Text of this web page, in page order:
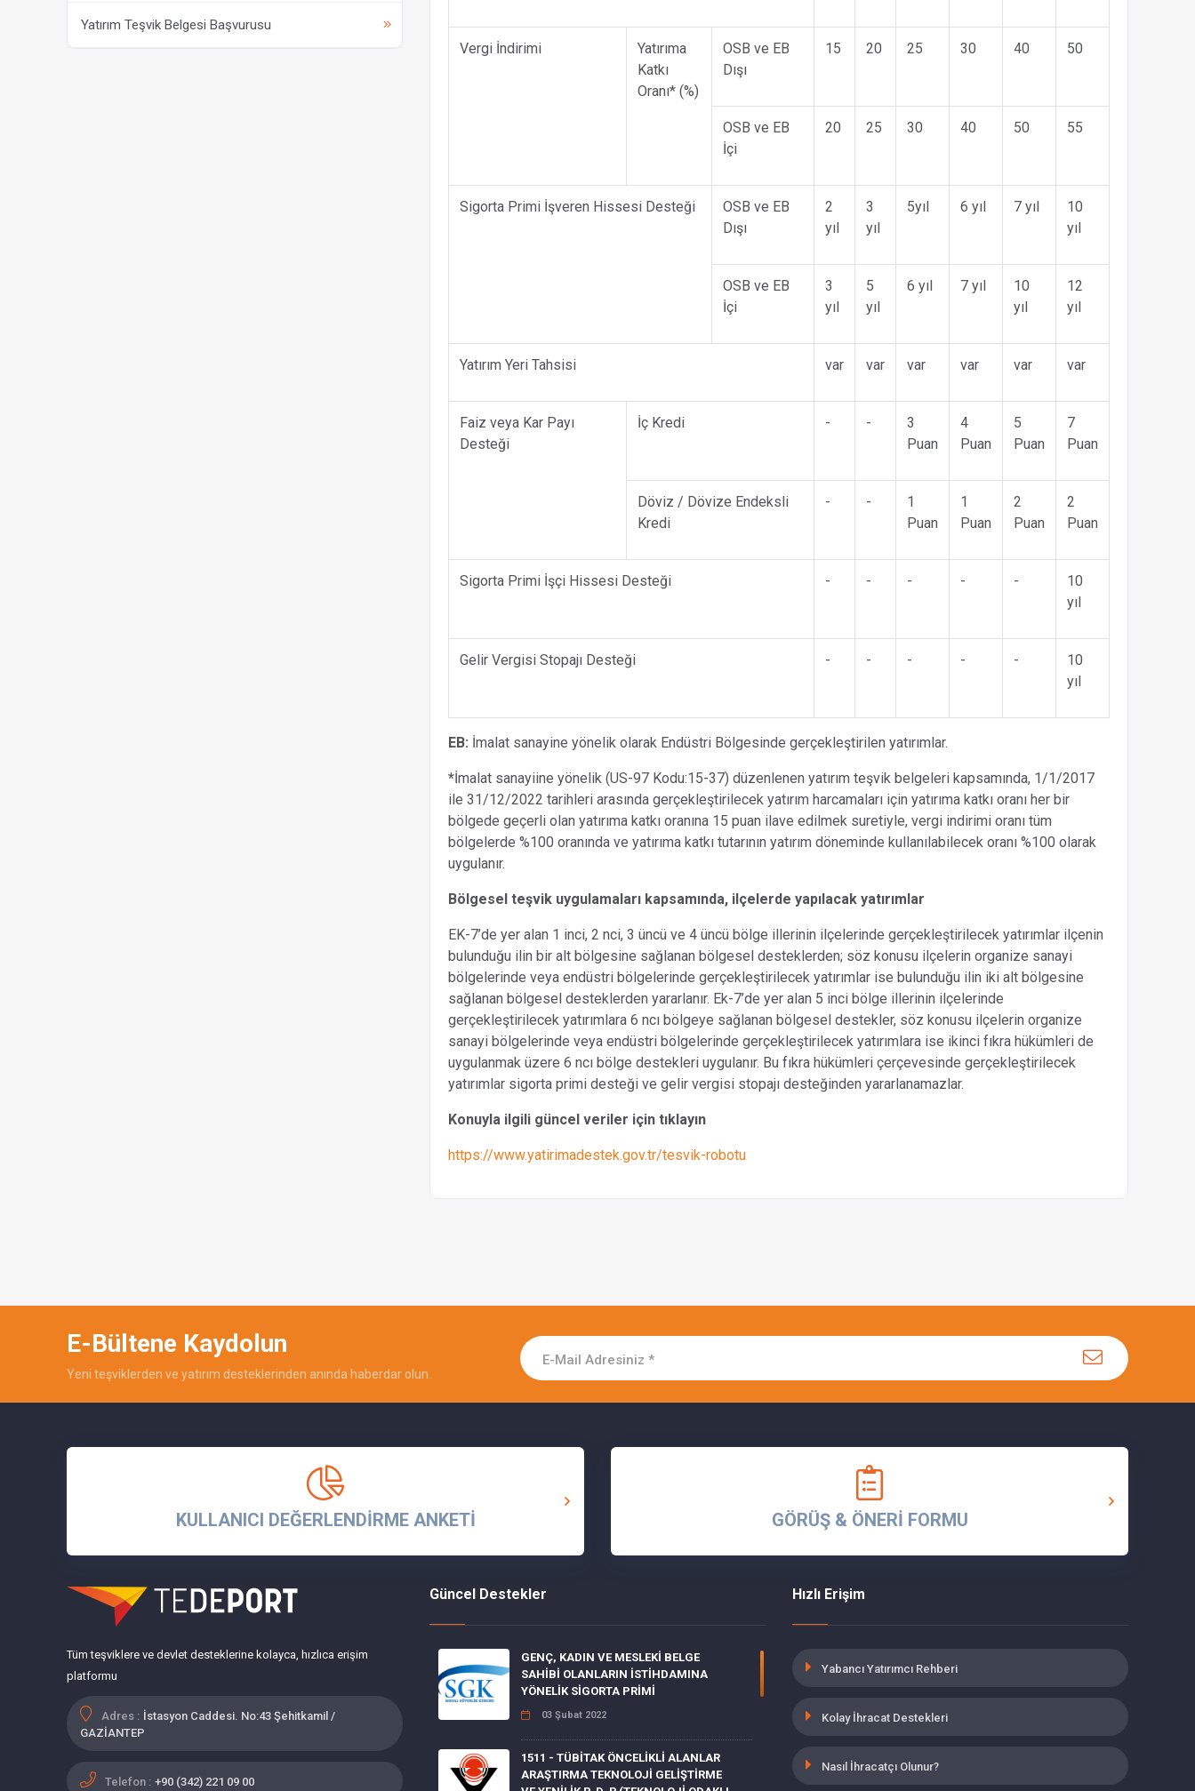
Yatırım Teşvik Belgesi Başvurusu
Vergi İndirimi
Yatırıma
Katkı
Oranı* (%)
OSB ve EB
Dışı
15 20 25 30 40 50
OSB ve EB
İçi
20 25 30 40 50 55
Sigorta Primi İşveren Hissesi Desteği
OSB ve EB
Dışı
2
yıl
3
yıl
5yıl 6 yıl 7 yıl
10
yıl
OSB ve EB
İçi
3
yıl
5
yıl
6 yıl 7 yıl
10
yıl
12
yıl
Yatırım Yeri Tahsisi var var var var var var
Faiz veya Kar Payı
Desteği
İç Kredi - -
3
Puan
4
Puan
5
Puan
7
Puan
Döviz / Dövize Endeksli
Kredi
- -
1
Puan
1
Puan
2
Puan
2
Puan
Sigorta Primi İşçi Hissesi Desteği - - - - -
10
yıl
Gelir Vergisi Stopajı Desteği - - - - -
10
yıl
EB: İmalat sanayine yönelik olarak Endüstri Bölgesinde gerçekleştirilen yatırımlar.
*İmalat sanayiine yönelik (US-97 Kodu:15-37) düzenlenen yatırım teşvik belgeleri kapsamında, 1/1/2017
ile 31/12/2022 tarihleri arasında gerçekleştirilecek yatırım harcamaları için yatırıma katkı oranı her bir
bölgede geçerli olan yatırıma katkı oranına 15 puan ilave edilmek suretiyle, vergi indirimi oranı tüm
bölgelerde %100 oranında ve yatırıma katkı tutarının yatırım döneminde kullanılabilecek oranı %100 olarak
uygulanır.
Bölgesel teşvik uygulamaları kapsamında, ilçelerde yapılacak yatırımlar
EK-7’de yer alan 1 inci, 2 nci, 3 üncü ve 4 üncü bölge illerinin ilçelerinde gerçekleştirilecek yatırımlar ilçenin
bulunduğu ilin bir alt bölgesine sağlanan bölgesel desteklerden; söz konusu ilçelerin organize sanayi
bölgelerinde veya endüstri bölgelerinde gerçekleştirilecek yatırımlar ise bulunduğu ilin iki alt bölgesine
sağlanan bölgesel desteklerden yararlanır. Ek-7’de yer alan 5 inci bölge illerinin ilçelerinde
gerçekleştirilecek yatırımlara 6 ncı bölgeye sağlanan bölgesel destekler, söz konusu ilçelerin organize
sanayi bölgelerinde veya endüstri bölgelerinde gerçekleştirilecek yatırımlara ise ikinci fıkra hükümleri de
uygulanmak üzere 6 ncı bölge destekleri uygulanır. Bu fıkra hükümleri çerçevesinde gerçekleştirilecek
yatırımlar sigorta primi desteği ve gelir vergisi stopajı desteğinden yararlanamazlar.
Konuyla ilgili güncel veriler için tıklayın
https://www.yatirimadestek.gov.tr/tesvik-robotu
E-Bültene Kaydolun
Yeni teşviklerden ve yatırım desteklerinden anında haberdar olun.
KULLANICI DEĞERLENDİRME ANKETİ GÖRÜŞ & ÖNERİ FORMU
Tüm teşviklere ve devlet desteklerine kolayca, hızlıca erişim
platformu
Adres : İstasyon Caddesi. No:43 Şehitkamil /
GAZİANTEP
Telefon : +90 (342) 221 09 00
Güncel Destekler
GENÇ, KADIN VE MESLEKİ BELGE
SAHİBİ OLANLARIN İSTİHDAMINA
YÖNELİK SİGORTA PRİMİ
03 Şubat 2022
1511 - TÜBİTAK ÖNCELİKLİ ALANLAR
ARAŞTIRMA TEKNOLOJİ GELİŞTİRME
Hızlı Erişim
Yabancı Yatırımcı Rehberi
Kolay İhracat Destekleri
Nasıl İhracatçı Olunur?